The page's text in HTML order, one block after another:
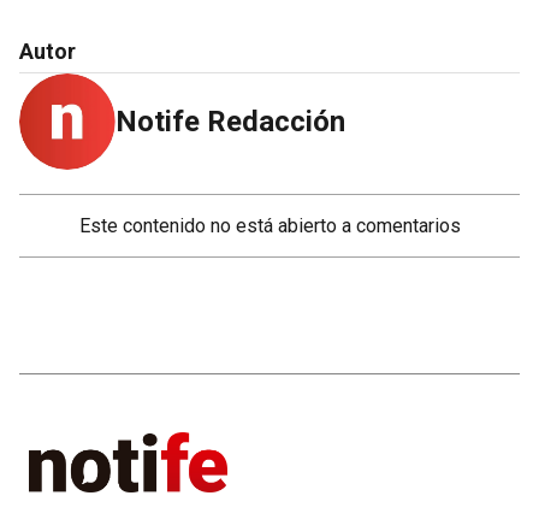
Autor
Notife Redacción
Este contenido no está abierto a comentarios